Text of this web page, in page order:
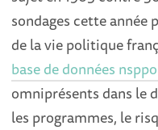
sondages cette
de la vie politique
base de données
omniprésents dans le
les programmes, le